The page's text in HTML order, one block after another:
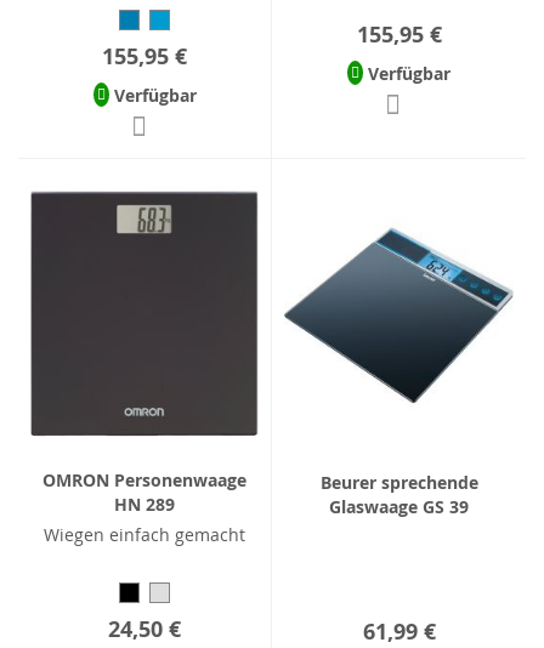
155,95 €
Verfügbar
155,95 €
Verfügbar
OMRON Personenwaage
HN 289
Wiegen einfach gemacht
24,50 €
Beurer sprechende
Glaswaage GS 39
61,99 €